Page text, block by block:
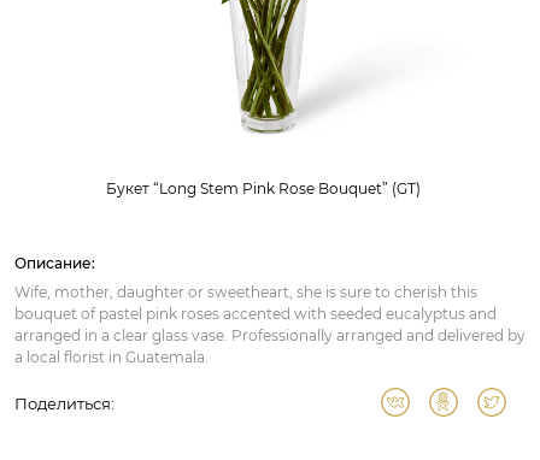
Букет “Long Stem Pink Rose Bouquet” (GT)
Описание:
Wife, mother, daughter or sweetheart, she is sure to cherish this
bouquet of pastel pink roses accented with seeded eucalyptus and
arranged in a clear glass vase. Professionally arranged and delivered by
a local florist in Guatemala.
Поделиться: